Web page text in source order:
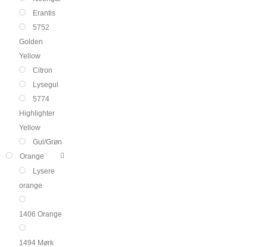
Erantis
5752
Golden
Yellow
Citron
Lysegul
5774
Highlighter
Yellow
Gul/Grøn
Orange
Lysere
orange
1406 Orange
1494 Mørk